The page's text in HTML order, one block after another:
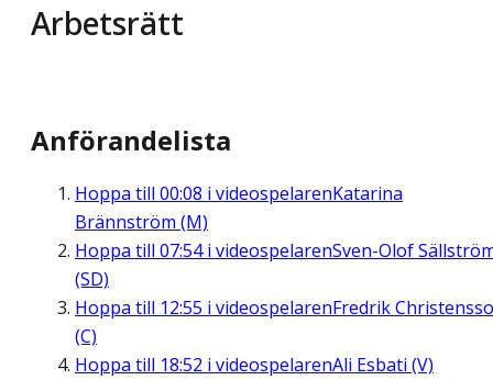
Arbetsrätt
Anförandelista
Hoppa till 00:08 i videospelarenKatarina
Brännström (M)
Hoppa till 07:54i videospelarenSven-Olof
(SD)
Hoppa till 12:55 i videospelarenFredrik
(C)
Hoppa till 18:52 i videospelarenAli Esbati (V)